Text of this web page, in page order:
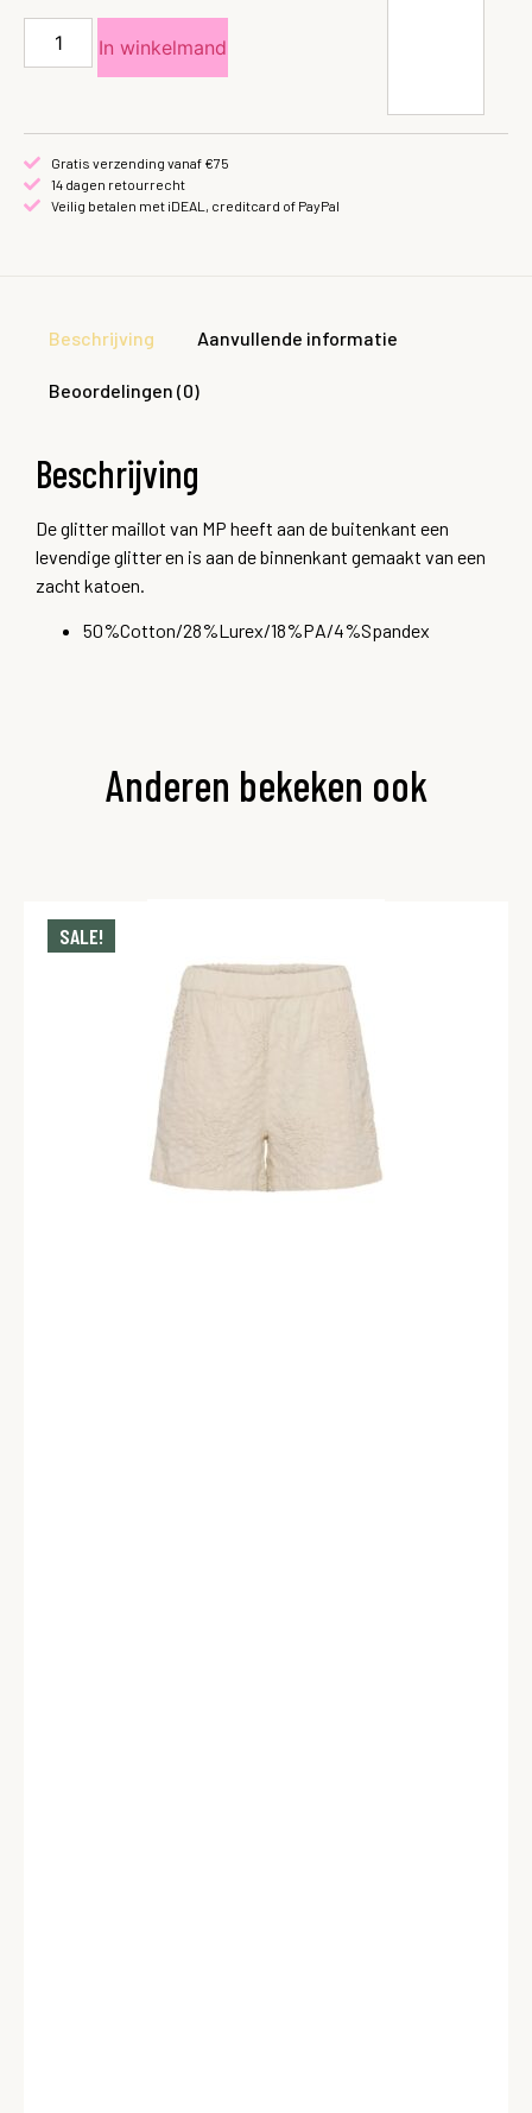
In winkelmand
Gratis verzending vanaf €75
14 dagen retourrecht
Veilig betalen met iDEAL, creditcard of PayPal
Beschrijving Aanvullende informatie
Beoordelingen (0)
Beschrijving
De glitter maillot van MP heeft aan de buitenkant een
levendige glitter en is aan de binnenkant gemaakt van een
zacht katoen.
50%Cotton/28%Lurex/18%PA/4%Spandex
Anderen bekeken ook
SALE!